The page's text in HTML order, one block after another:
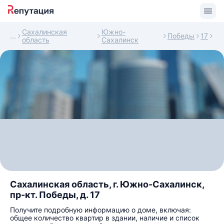
Сахалинская
область
Южно-
Сахалинск
Победы 17
Сахалинская область, г. Южно-Сахалинск,
пр-кт. Победы, д. 17
Получите подробную информацию о доме, включая:
общее количество квартир в здании, наличие и список